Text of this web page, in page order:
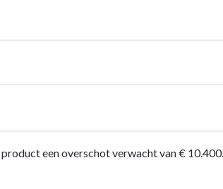
een overschot verwacht van € 10.400.